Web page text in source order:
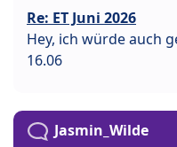
Re: ET Juni 2026
Hey, ich würde auch
16.06
Jasmin_Wilde